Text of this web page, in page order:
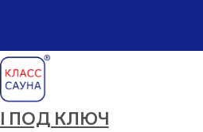
ПОД КЛЮЧ